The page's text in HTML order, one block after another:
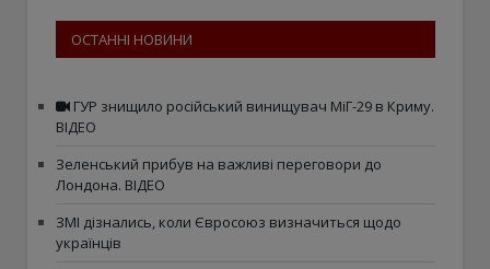
ОСТАННІ НОВИНИ
ГУР знищило російський винищувач МіГ-29 в Криму.
ВІДЕО
Зеленський прибув на важливі переговори до
Лондона. ВІДЕО
ЗМІ дізнались, коли Євросоюз визначиться щодо
українців